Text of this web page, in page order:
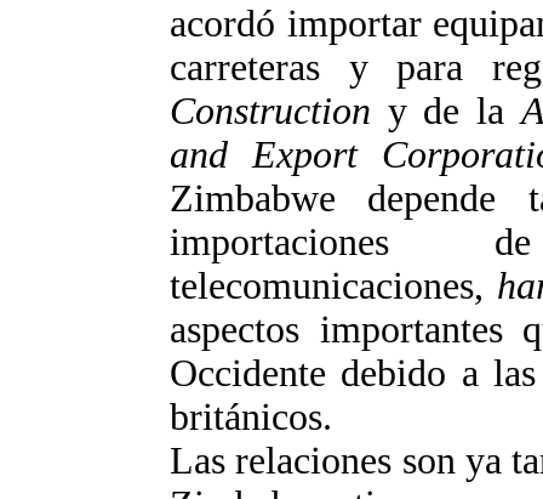
acordó importar
carreteras y para
Construction y de la
and Export
Zimbabwe
importaciones
telecomunicaciones,
aspectos
Occidente debido a
británicos.
Las relaciones son ya